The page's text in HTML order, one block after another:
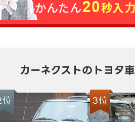
カーネクストのトヨタ車
位 3位